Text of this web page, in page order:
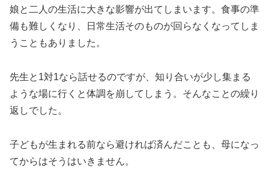
娘と二人の生活に大きな影響が出てしまいます。食事の準
備も難しくなり、日常生活そのものが回らなくなってしま
うこともありました。
先生と1対1なら話せるのですが、知り合いが少し集まる
ような場に行くと体調を崩してしまう。そんなことの繰り
返しでした。
子どもが生まれる前なら避ければ済んだことも、母になっ
てからはそうはいきません。